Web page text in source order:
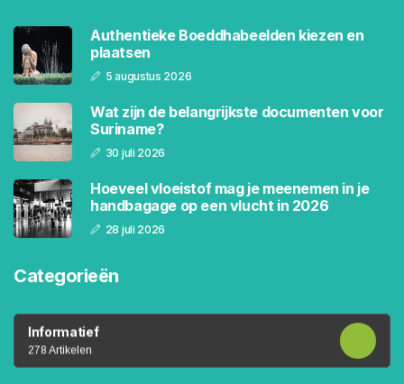
Authentieke Boeddhabeelden kiezen en
plaatsen
5 augustus 2026
Wat zijn de belangrijkste documenten voor
Suriname?
30 juli 2026
Hoeveel vloeistof mag je meenemen in je
handbagage op een vlucht in 2026
28 juli 2026
Categorieën
Informatief
278 Artikelen